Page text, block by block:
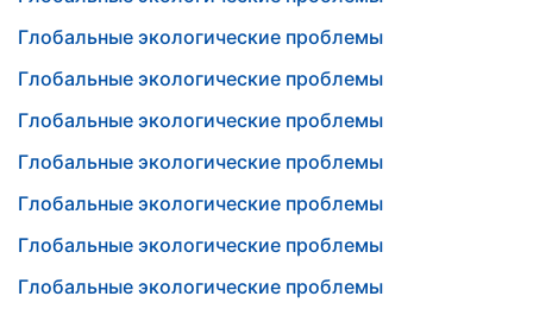
Глобальные экологические проблемы
Глобальные экологические проблемы
Глобальные экологические проблемы
Глобальные экологические проблемы
Глобальные экологические проблемы
Глобальные экологические проблемы
Глобальные экологические проблемы